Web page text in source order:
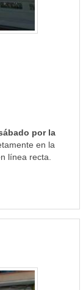
por la
en la
línea recta.